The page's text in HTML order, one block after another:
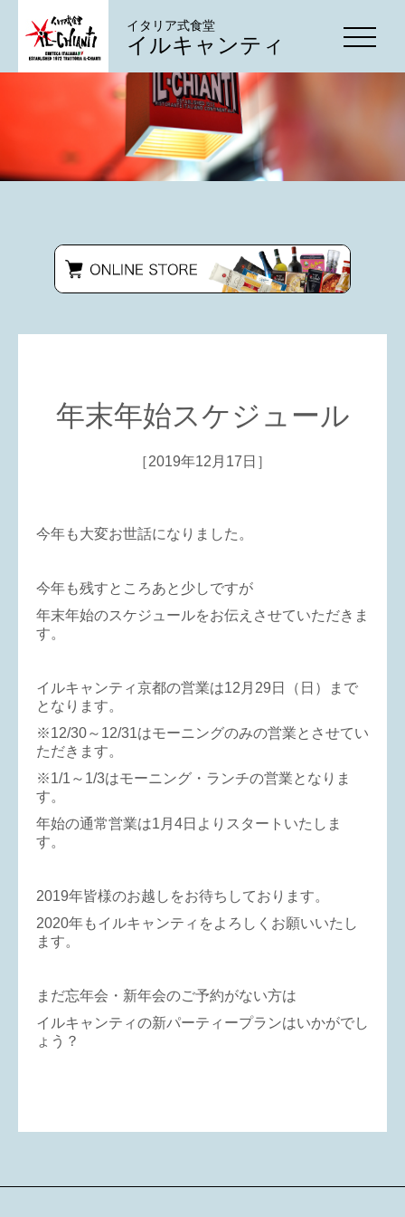
イタリア式食堂
イルキャンティ
年末年始スケジュール
［2019年12月17日］
今年も大変お世話になりました。
今年も残すところあと少しですが
年末年始のスケジュールをお伝えさせていただきま
す。
イルキャンティ京都の営業は12月29日（日）まで
となります。
※12/30～12/31はモーニングのみの営業とさせてい
ただきます。
※1/1～1/3はモーニング・ランチの営業となりま
す。
年始の通常営業は1月4日よりスタートいたしま
す。
2019年皆様のお越しをお待ちしております。
2020年もイルキャンティをよろしくお願いいたし
ます。
まだ忘年会・新年会のご予約がない方は
イルキャンティの新パーティープランはいかがでし
ょう？